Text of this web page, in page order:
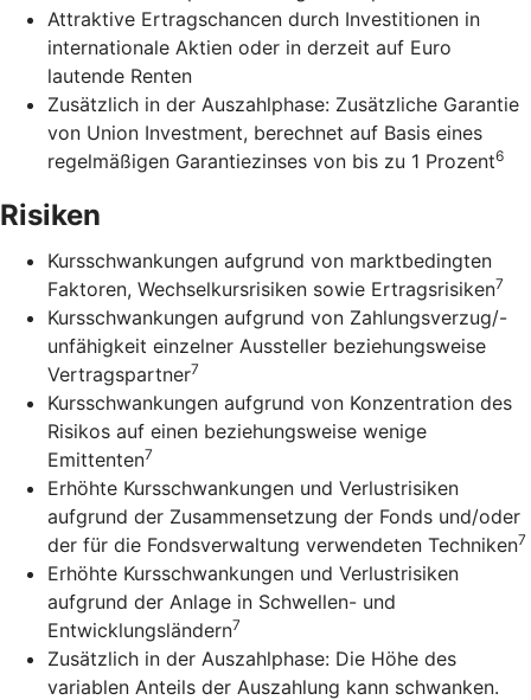
Attraktive Ertragschancen durch Investitionen in
internationale Aktien oder in derzeit auf Euro
lautende Renten
Zusätzlich in der Auszahlphase: Zusätzliche Garantie
von Union Investment, berechnet auf Basis eines
regelmäßigen Garantiezinses von bis zu 1 Prozent6
Risiken
Kursschwankungen aufgrund von marktbedingten
Faktoren, Wechselkursrisiken sowie Ertragsrisiken7
Kursschwankungen aufgrund von Zahlungsverzug/-
unfähigkeit einzelner Aussteller beziehungsweise
Vertragspartner7
Kursschwankungen aufgrund von Konzentration des
Risikos auf einen beziehungsweise wenige
Emittenten7
Erhöhte Kursschwankungen und Verlustrisiken
aufgrund der Zusammensetzung der Fonds und/oder
der für die Fondsverwaltung verwendeten Techniken7
Erhöhte Kursschwankungen und Verlustrisiken
aufgrund der Anlage in Schwellen- und
Entwicklungsländern7
Zusätzlich in der Auszahlphase: Die Höhe des
variablen Anteils der Auszahlung kann schwanken.